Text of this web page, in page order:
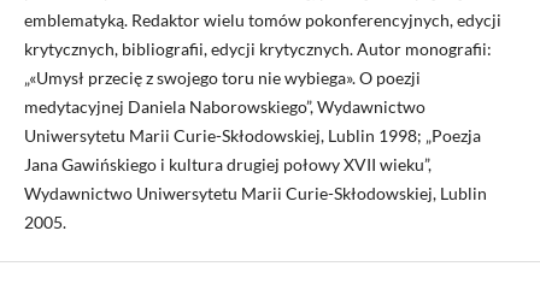
emblematyką. Redaktor wielu tomów pokonferencyjnych, edycji
krytycznych, bibliografii, edycji krytycznych. Autor monografii:
„«Umysł przecię z swojego toru nie wybiega». O poezji
medytacyjnej Daniela Naborowskiego”, Wydawnictwo
Uniwersytetu Marii Curie-Skłodowskiej, Lublin 1998; „Poezja
Jana Gawińskiego i kultura drugiej połowy XVII wieku”,
Wydawnictwo Uniwersytetu Marii Curie-Skłodowskiej, Lublin
2005.